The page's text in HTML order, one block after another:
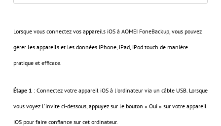
Lorsque vous connectez vos appareils iOS à AOMEI FoneBackup, vous pouvez
gérer les appareils et les données iPhone, iPad, iPod touch de manière
pratique et efficace.
Étape 1 : Connectez votre appareil iOS à l'ordinateur via un câble USB. Lorsque
vous voyez l'invite ci-dessous, appuyez sur le bouton « Oui » sur votre appareil
iOS pour faire confiance sur cet ordinateur.